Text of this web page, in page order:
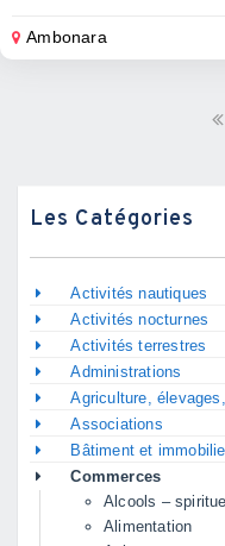
Ambonara
Les Catégories
Activités nautiques
Activités nocturnes
Activités terrestres
Administrations
Agriculture,
Associations
Bâtiment et
Commerces
Alcools –
Alimentation